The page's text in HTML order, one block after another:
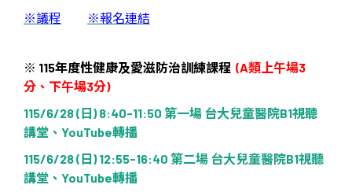
※議程 ※報名連結
※ 115年度性健康及愛滋防治訓練課程 (A類上午場3
分、下午場3分)
115/6/28 (日) 8:40-11:50 第一場 台大兒童醫院B1視聽
講堂、 YouTube轉播
115/6/28 (日) 12:55-16:40 第二場 台大兒童醫院B1視聽
講堂、 YouTube轉播